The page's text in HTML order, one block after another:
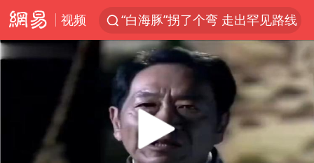
视频
“白海豚”拐了个弯 走出罕见路线
APEC峰会倒计时100天
大连一起飞航班因乘客可乐爆瓶折返
独闯南太行失联14天的女子已找到
女孩每天“拼豆”拼坏眼睛
“老戏骨”秦焰去世